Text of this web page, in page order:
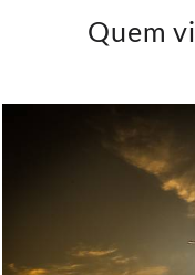
Quem